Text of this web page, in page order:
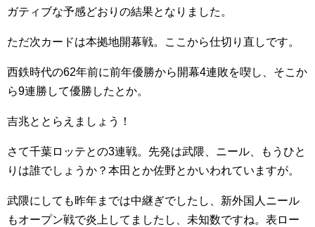
ガティブな予感どおりの結果となりました。
ただ次カードは本拠地開幕戦。ここから仕切り直しです。
西鉄時代の62年前に前年優勝から開幕4連敗を喫し、そこか
ら9連勝して優勝したとか。
吉兆ととらえましょう！
さて千葉ロッテとの3連戦。先発は武隈、ニール、もうひと
りは誰でしょうか？本田とか佐野とかいわれていますが。
武隈にしても昨年までは中継ぎでしたし、新外国人ニール
もオープン戦で炎上してましたし、未知数ですね。表ロー